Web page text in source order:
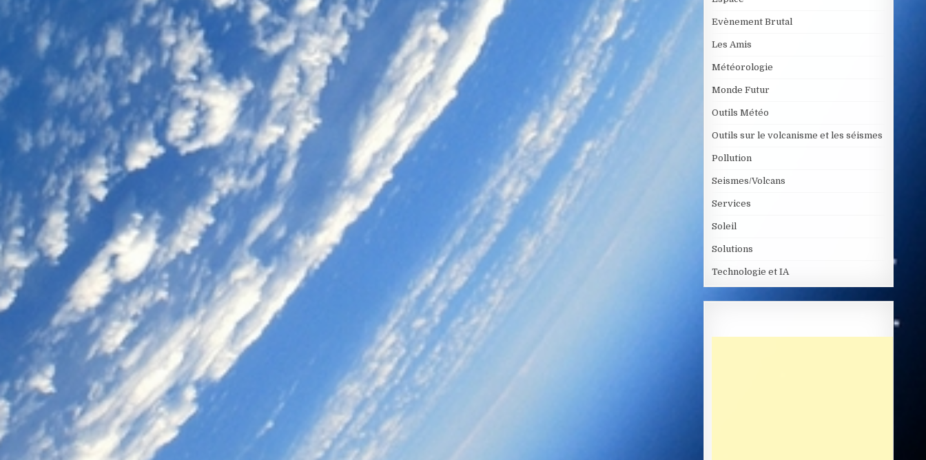
Evènement Brutal
Les Amis
Météorologie
Monde Futur
Outils Météo
Outils sur le volcanisme et les séismes
Pollution
Seismes/Volcans
Services
Soleil
Solutions
Technologie et IA